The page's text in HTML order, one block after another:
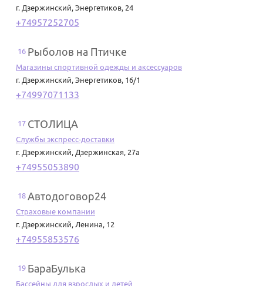
г. Дзержинский, Энергетиков, 24
+74957252705
16 Рыболов на Птичке
Магазины спортивной одежды и аксессуаров
г. Дзержинский, Энергетиков, 16/1
+74997071133
17 СТОЛИЦА
Службы экспресс-доставки
г. Дзержинский, Дзержинская, 27а
+74955053890
18 Автодоговор24
Страховые компании
г. Дзержинский, Ленина, 12
+74955853576
19 БараБулька
Бассейны для взрослых и детей